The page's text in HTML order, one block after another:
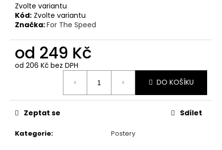
Zvolte variantu
Kód: Zvolte variantu
Značka:For The Speed
od 249 Kč
od 206 Kč bez DPH
DO KOŠÍKU
Kategorie: Postery
Zeptat se Sdílet
e
m
e
PÁNSKÉ
PORSCHE
TYRKYSOVÉ